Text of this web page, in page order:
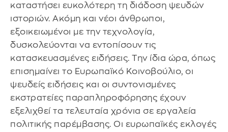
καταστήσει ευκολότερη τη διάδοση ψευδών
ιστοριών. Ακόμη και νέοι άνθρωποι,
εξοικειωμένοι με την τεχνολογία,
δυσκολεύονται να εντοπίσουν τις
κατασκευασμένες ειδήσεις. Την ίδια ώρα, όπως
επισημαίνει το Ευρωπαϊκό Κοινοβούλιο, οι
ψευδείς ειδήσεις και οι συντονισμένες
εκστρατείες παραπληροφόρησης έχουν
εξελιχθεί τα τελευταία χρόνια σε εργαλεία
πολιτικής παρέμβασης. Οι ευρωπαϊκές εκλογές